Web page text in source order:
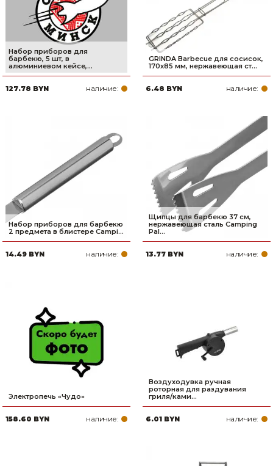
Набор приборов для
барбекю, 5 шт, в
алюминиевом кейсе,...
127.78 BYN наличие:
GRINDA Barbecue для сосисок,
170х85 мм, нержавеющая ст...
6.48 BYN наличие:
Набор приборов для барбекю
2 предмета в блистере Campi...
14.49 BYN наличие:
Щипцы для барбекю 37 см,
нержавеющая сталь Camping
Pal...
13.77 BYN наличие:
Электропечь «Чудо»
158.60 BYN наличие:
Воздуходувка ручная
роторная для раздувания
гриля/ками...
6.01 BYN наличие: